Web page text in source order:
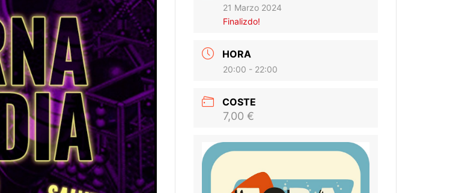
21 Marzo 2024
Finalizdo!
HORA
20:00 - 22:00
COSTE
7,00 €